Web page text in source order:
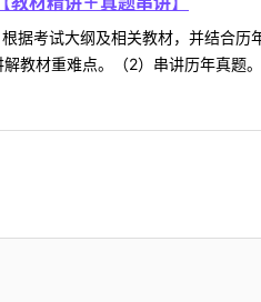
考试大纲及相关教材，并结合历
教材重难点。（2）串讲历年真题